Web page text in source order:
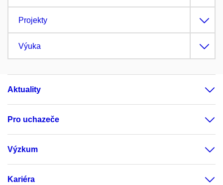
Projekty
Výuka
Aktuality
Pro uchazeče
Výzkum
Kariéra